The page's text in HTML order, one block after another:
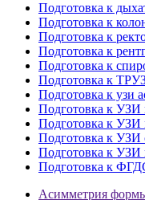
Подготовка к
Подготовка к
Подготовка к
Подготовка к
Подготовка к
Подготовка к
Подготовка к узи
Подготовка к УЗИ
Подготовка к УЗИ
Подготовка к УЗИ
Подготовка к УЗИ
Подготовка к
Асимметрия